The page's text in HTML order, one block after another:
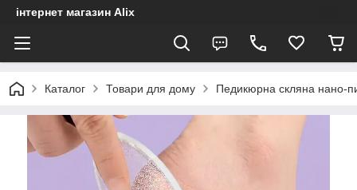
інтернет магазин Alix
Каталог Товари для дому Педикюрна скляна нано-